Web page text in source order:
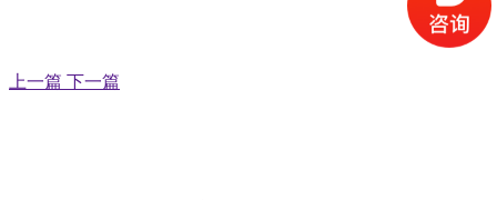
上一篇 下一篇